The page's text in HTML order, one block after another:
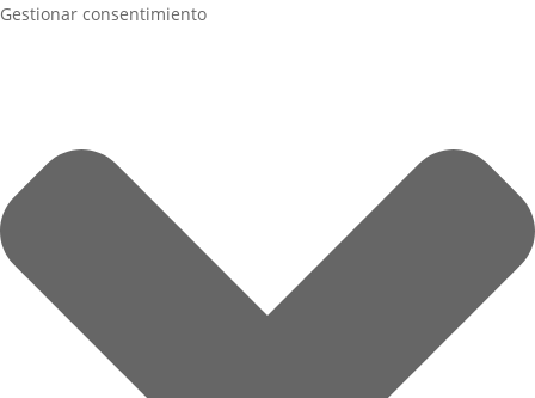
Gestionar consentimiento